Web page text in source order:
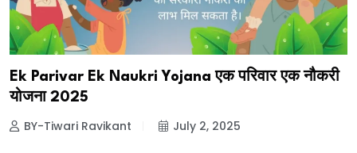
Ek Parivar Ek Naukri Yojana एक परिवार एक नौकरी
योजना 2025
BY-Tiwari Ravikant July 2, 2025